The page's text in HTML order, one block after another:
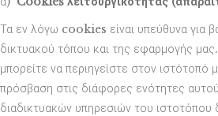
Τα εν λόγω cookies είναι υπεύθυνα για
δικτυακού τόπου και της εφαρμογής μας.
μπορείτε να περιηγείστε στον ιστότοπό
πρόσβαση στις διάφορες ενότητες
διαδικτυακών υπηρεσιών του ιστοτόπου